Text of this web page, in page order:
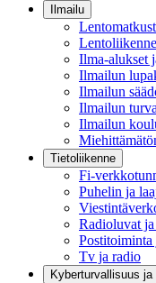
Ilmailu
Ilma-alukset
Ilmailun
Ilmailun
Ilmailun
Ilmailun
Tietoliikenne
Fi-
Puhelin ja
Radioluvat
Postitoiminta
Tv ja radio
Kyberturvallisuus